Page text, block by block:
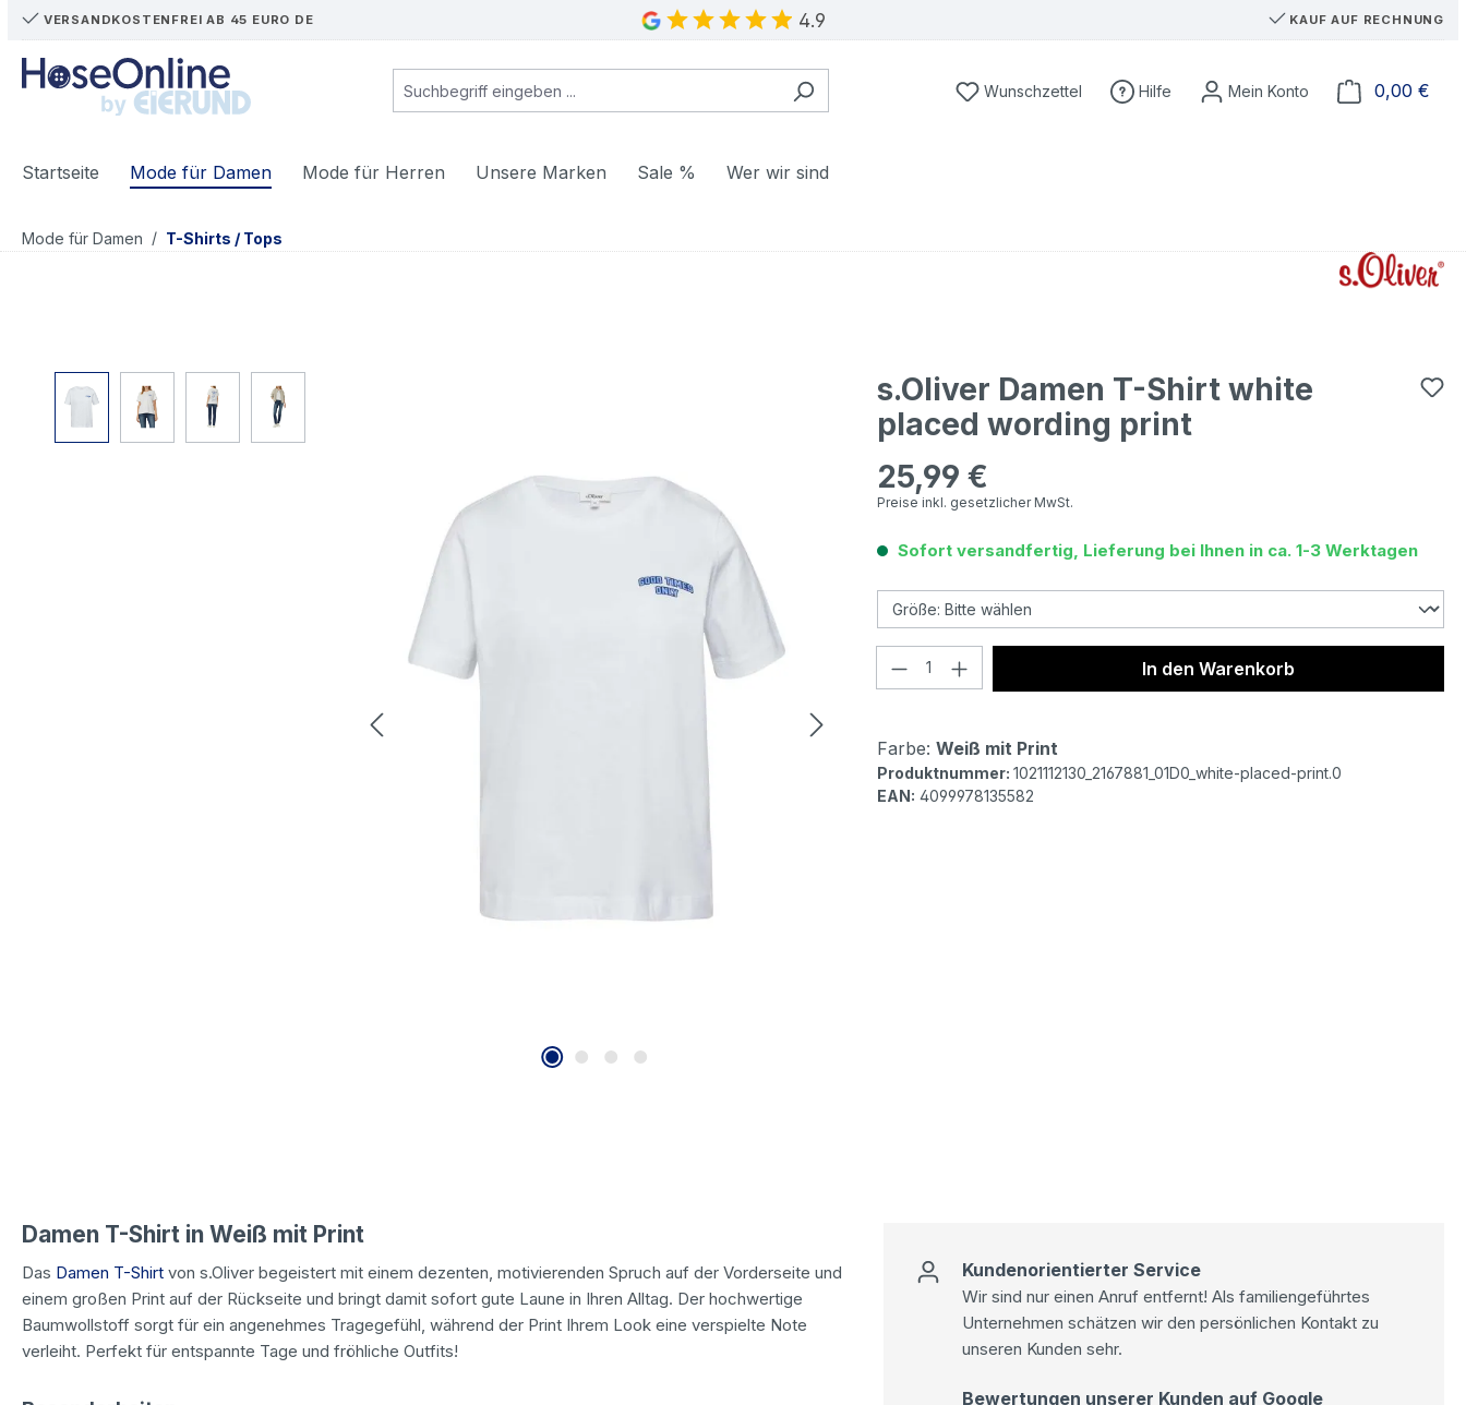
Hauptinhalt springen
Zur Suche springen
Zur Hauptnavigation springen
VERSANDKOSTENFREI AB 45 EURO DE 4.9 KAUF AUF RECHNUNG
Du hast 0 Produkte auf dem Merkzettel
Wunschzettel Hilfe 0,00 €
Startseite Mode für Damen Mode für Herren Unsere Marken Sale % Wer wir sind
Mode für Damen / T-Shirts / Tops
Bildergalerie überspringen
s.Oliver Damen T-Shirt white
placed wording print
Regulärer Preis:
25,99 €
Preise inkl. gesetzlicher MwSt.
Sofort versandfertig, Lieferung bei Ihnen in ca. 1-3 Werktagen
Produkt Anzahl: Gib den gewünschten Wert
In den Warenkorb
Farbe: Weiß mit Print
Produktnummer: 1021112130_2167881_01D0_white-placed-print.0
EAN: 4099978135582
Damen T-Shirt in Weiß mit Print
Das Damen T-Shirt von s.Oliver begeistert mit einem dezenten, motivierenden Spruch auf der Vorderseite und
einem großen Print auf der Rückseite und bringt damit sofort gute Laune in Ihren Alltag. Der hochwertige
Baumwollstoff sorgt für ein angenehmes Tragegefühl, während der Print Ihrem Look eine verspielte Note
verleiht. Perfekt für entspannte Tage und fröhliche Outfits!
Kundenorientierter Service
Wir sind nur einen Anruf entfernt! Als familiengeführtes
Unternehmen schätzen wir den persönlichen Kontakt zu
unseren Kunden sehr.
Bewertungen unserer Kunden auf Google